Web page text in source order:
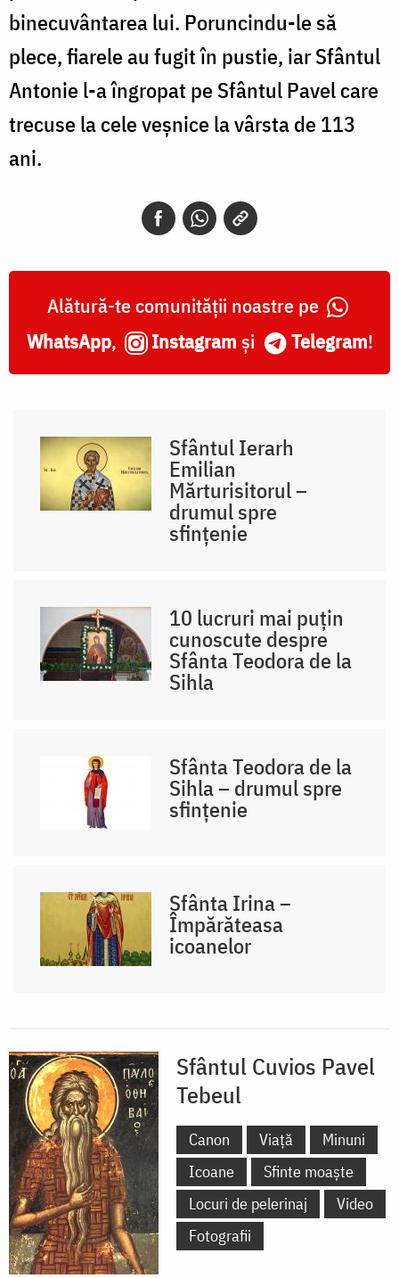
binecuvântarea lui. Poruncindu-le să
plece, fiarele au fugit în pustie, iar Sfântul
Antonie l-a îngropat pe Sfântul Pavel care
trecuse la cele veșnice la vârsta de 113
ani.
Alătură-te comunității noastre pe
WhatsApp, Instagram și Telegram!
Sfântul Ierarh
Emilian
Mărturisitorul –
drumul spre
sfințenie
10 lucruri mai puțin
cunoscute despre
Sfânta Teodora de la
Sihla
Sfânta Teodora de la
Sihla – drumul spre
sfințenie
Sfânta Irina –
Împărăteasa
icoanelor
Sfântul Cuvios Pavel
Tebeul
Canon Viață
Minuni
Icoane
Sfinte moaște
Locuri de pelerinaj
Video
Fotografii